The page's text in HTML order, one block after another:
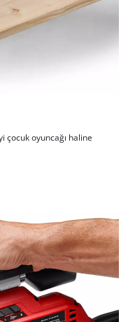
çocuk oyuncağı haline